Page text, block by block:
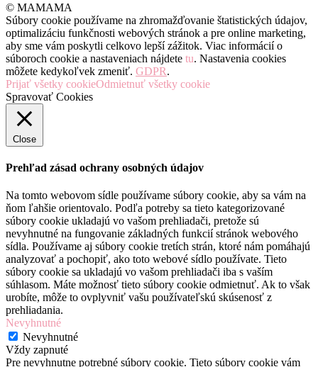
© MAMAMA
Súbory cookie používame na zhromažďovanie štatistických údajov,
optimalizáciu funkčnosti webových stránok a pre online marketing,
aby sme vám poskytli celkovo lepší zážitok. Viac informácií o
súboroch cookie a nastaveniach nájdete tu. Nastavenia cookies
môžete kedykoľvek zmeniť. GDPR.
Prijať všetky cookieOdmietnuť všetky cookie
Spravovať Cookies
Close
Prehľad zásad ochrany osobných údajov
Na tomto webovom sídle používame súbory cookie, aby sa vám na
ňom ľahšie orientovalo. Podľa potreby sa tieto kategorizované
súbory cookie ukladajú vo vašom prehliadači, pretože sú
nevyhnutné na fungovanie základných funkcií stránok webového
sídla. Používame aj súbory cookie tretích strán, ktoré nám pomáhajú
analyzovať a pochopiť, ako toto webové sídlo používate. Tieto
súbory cookie sa ukladajú vo vašom prehliadači iba s vaším
súhlasom. Máte možnosť tieto súbory cookie odmietnuť. Ak to však
urobíte, môže to ovplyvniť vašu používateľskú skúsenosť z
prehliadania.
Nevyhnutné
Nevyhnutné
Vždy zapnuté
Pre nevyhnutne potrebné súbory cookie. Tieto súbory cookie vám